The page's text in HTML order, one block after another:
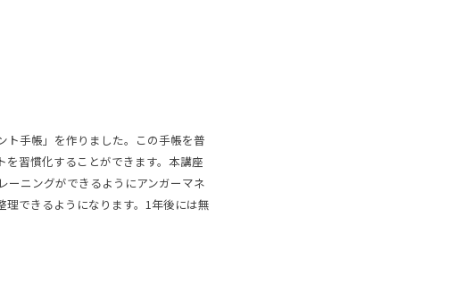
ト手帳」を作りました。この手帳を普
習慣化することができます。本講座
ーニングができるようにアンガーマネ
できるようになります。1年後には無